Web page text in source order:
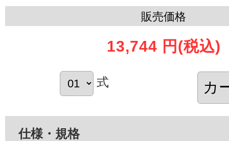
販売価格
13,744 円 (税込)
式
仕様・規格